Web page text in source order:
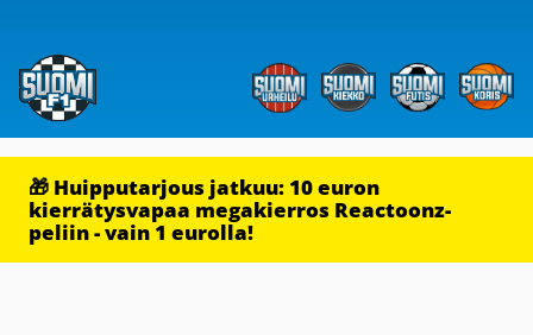
🎁 Huipputarjous jatkuu: 10 euron
kierrätysvapaa megakierros Reactoonz-
peliin - vain 1 eurolla!